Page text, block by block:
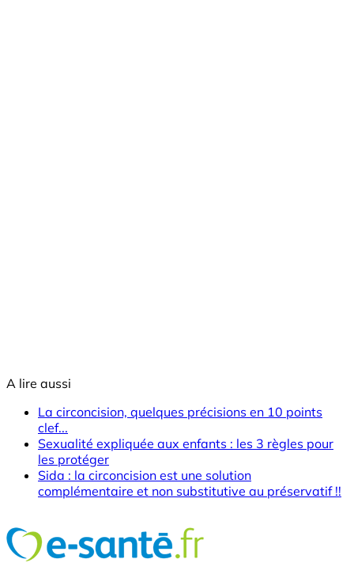
A lire aussi
La circoncision, quelques précisions en 10 points
clef...
Sexualité expliquée aux enfants : les 3 règles pour
les protéger
Sida : la circoncision est une solution
complémentaire et non substitutive au préservatif !!